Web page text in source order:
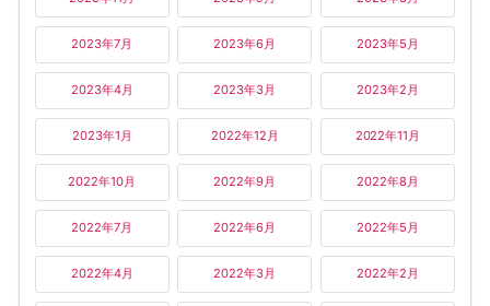
2023年7月 2023年6月 2023年5月
2023年4月 2023年3月 2023年2月
2023年1月 2022年12月 2022年11月
2022年10月 2022年9月 2022年8月
2022年7月 2022年6月 2022年5月
2022年4月 2022年3月 2022年2月